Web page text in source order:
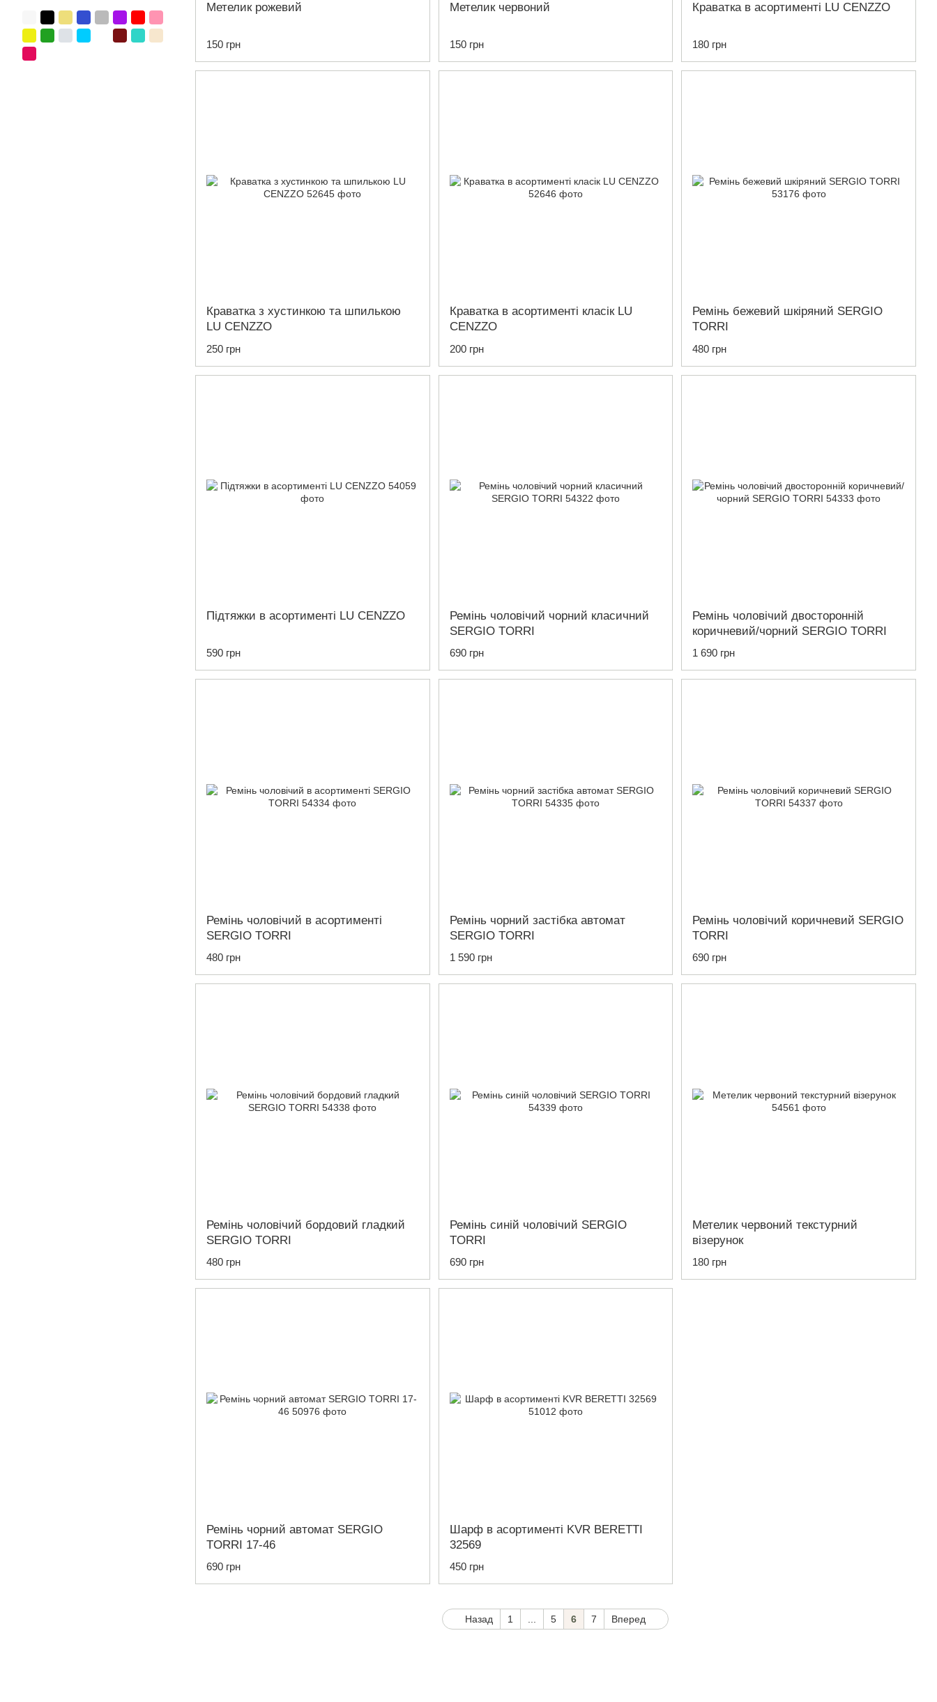
Метелик рожевий
150 грн
Метелик червоний
150 грн
Краватка в асортименті LU CENZZO
180 грн
Краватка з хустинкою та шпилькою
LU CENZZO
250 грн
Краватка в асортименті класік LU
CENZZO
200 грн
Ремінь бежевий шкіряний SERGIO
TORRI
480 грн
Підтяжки в асортименті LU CENZZO
590 грн
Ремінь чоловічий чорний класичний
SERGIO TORRI
690 грн
Ремінь чоловічий двосторонній
коричневий/чорний SERGIO TORRI
1 690 грн
Ремінь чоловічий в асортименті
SERGIO TORRI
480 грн
Ремінь чорний застібка автомат
SERGIO TORRI
1 590 грн
Ремінь чоловічий коричневий SERGIO
TORRI
690 грн
Ремінь чоловічий бордовий гладкий
SERGIO TORRI
480 грн
Ремінь синій чоловічий SERGIO
TORRI
690 грн
Метелик червоний текстурний
візерунок
180 грн
Ремінь чорний автомат SERGIO
TORRI 17-46
690 грн
Шарф в асортименті KVR BERETTI
32569
450 грн
Назад 1 5 6 7 Вперед